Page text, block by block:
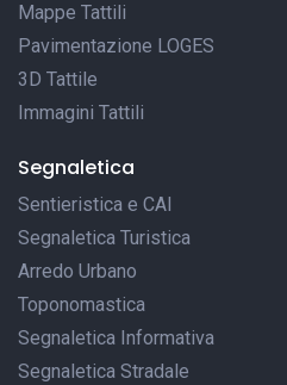
Mappe Tattili
Pavimentazione LOGES
3D Tattile
Immagini Tattili
Segnaletica
Sentieristica e CAI
Segnaletica Turistica
Arredo Urbano
Toponomastica
Segnaletica Informativa
Segnaletica Stradale